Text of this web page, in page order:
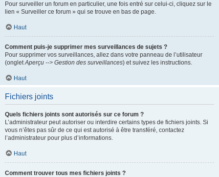
Pour surveiller un forum en particulier, une fois entré sur celui-ci, cliquez sur le
lien « Surveiller ce forum » qui se trouve en bas de page.
Haut
Comment puis-je supprimer mes surveillances de sujets ?
Pour supprimer vos surveillances, allez dans votre panneau de l’utilisateur
(ongletAperçu --> Gestion des surveillances) et suivez les instructions.
Haut
Fichiers joints
Quels fichiers joints sont autorisés sur ce forum ?
L’administrateur peut autoriser ou interdire certains types de fichiers joints. Si
vous n’êtes pas sûr de ce qui est autorisé à être transféré, contactez
l’administrateur pour plus d’informations.
Haut
Comment trouver tous mes fichiers joints ?